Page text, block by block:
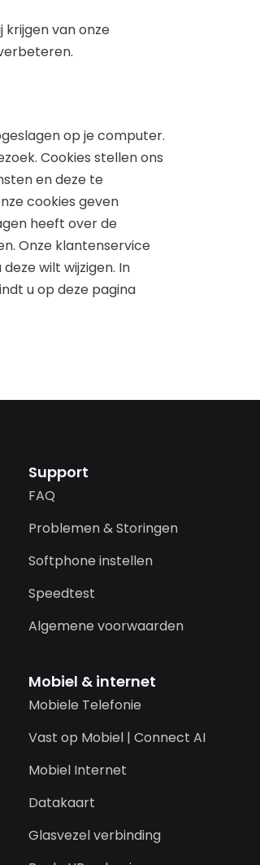
krijgen van onze
op je computer.
Cookies stellen ons
en deze te
cookies geven
heeft over de
Onze klantenservice
wilt wijzigen. In
u op deze pagina
Support
FAQ
Problemen & Storingen
Softphone instellen
Speedtest
Algemene voorwaarden
Mobiel & internet
Mobiele Telefonie
Vast op Mobiel | Connect AI
Mobiel Internet
Datakaart
Glasvezel verbinding